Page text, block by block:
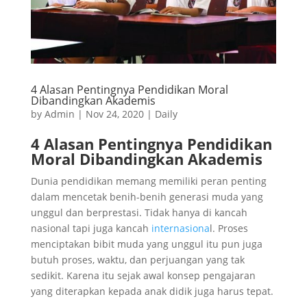
4 Alasan Pentingnya Pendidikan Moral
Dibandingkan Akademis
by Admin | Nov 24, 2020| Daily
4 Alasan Pentingnya Pendidikan
Moral Dibandingkan Akademis
Dunia pendidikan memang memiliki peran penting
dalam mencetak benih-benih generasi muda yang
unggul dan berprestasi. Tidak hanya di kancah
nasional tapi juga kancah internasional. Proses
menciptakan bibit muda yang unggul itu pun juga
butuh proses, waktu, dan perjuangan yang tak
sedikit. Karena itu sejak awal konsep pengajaran
yang diterapkan kepada anak didik juga harus tepat.